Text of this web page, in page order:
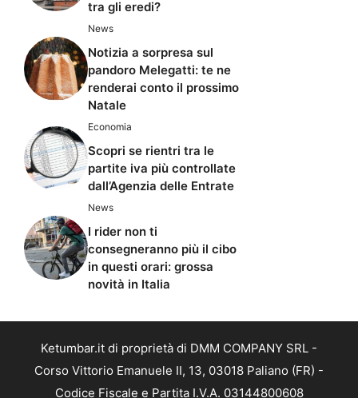
tra gli eredi?
News
Notizia a sorpresa sul
pandoro Melegatti: te ne
renderai conto il prossimo
Natale
Economia
Scopri se rientri tra le
partite iva più controllate
dall’Agenzia delle Entrate
News
I rider non ti
consegneranno più il cibo
in questi orari: grossa
novità in Italia
Ketumbar.it di proprietà di DMM COMPANY SRL -
Corso Vittorio Emanuele II, 13, 03018 Paliano (FR) -
Codice Fiscale e Partita I.V.A. 03144800608